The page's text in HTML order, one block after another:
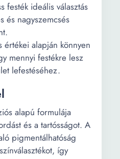
festék ideális választás
és nagyszemcsés
értékei alapján könnyen
mennyi festékre lesz
lefestéséhez.
alapú formulája
és a tartósságot. A
pigmentálhatóság
így